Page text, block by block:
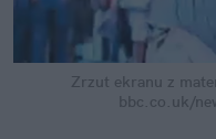
Zrzut ekranu z
bbc.co.uk/